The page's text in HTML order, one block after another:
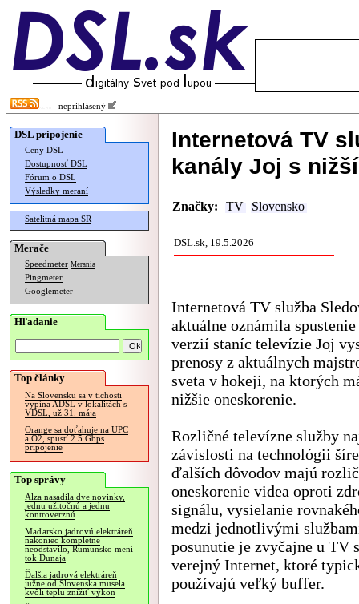
neprihlásený
DSL pripojenie
Ceny DSL
Dostupnosť DSL
Fórum o DSL
Výsledky meraní
Satelitná mapa SR
Merače
Speedmeter Merania
Pingmeter
Googlemeter
Hľadanie
Top články
Na Slovensku sa v tichosti
vypína ADSL v lokalitách s
VDSL, už 31. mája
Orange sa doťahuje na UPC
a O2, spustí 2.5 Gbps
pripojenie
Top správy
Alza nasadila dve novinky,
jednu užitočnú a jednu
kontroverznú
Maďarsko jadrovú elektráreň
nakoniec kompletne
neodstavilo, Rumunsko mení
tok Dunaja
Ďalšia jadrová elektráreň
južne od Slovenska musela
kvôli teplu znížiť výkon
Internetová TV
kanály Joj s
Značky: TV Slovensko
DSL.sk, 19.5.2026
Internetová TV služba
aktuálne oznámila
verzií staníc televízie Joj
prenosy z aktuálnych
sveta v hokeji, na ktorých
nižšie oneskorenie.
Rozličné televízne služby
závislosti na technológii
ďalších dôvodov majú
oneskorenie videa oproti
signálu, vysielanie
medzi jednotlivými
posunutie je zvyčajne u TV
verejný Internet, ktoré
používajú veľký buffer.